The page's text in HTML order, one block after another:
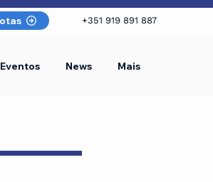
+351 919 891 887
News Mais